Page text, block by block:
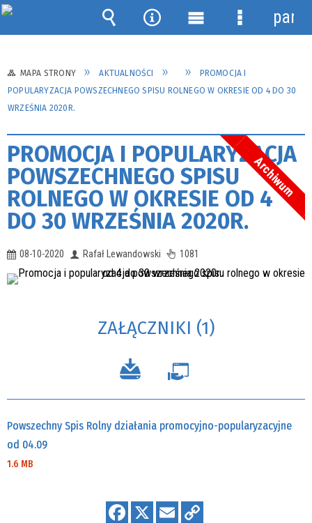
MAPA STRONY AKTUALNOŚCI
PROMOCJA I
POPULARYZACJA POWSZECHNEGO SPISU ROLNEGO W OKRESIE OD 4 DO 30
WRZEŚNIA 2020R.
PROMOCJA I POPULARYZACJA
POWSZECHNEGO SPISU
ROLNEGO W OKRESIE OD 4
DO 30 WRZEŚNIA 2020R.
08-10-2020 Rafał Lewandowski 1081
Archiwum
ZAŁĄCZNIKI (1)
Powszechny Spis Rolny działania promocyjno-popularyzacyjne
od 04.09
1.6 MB
Wyszukiwarka
Narzędzia
Menu Menu
panel